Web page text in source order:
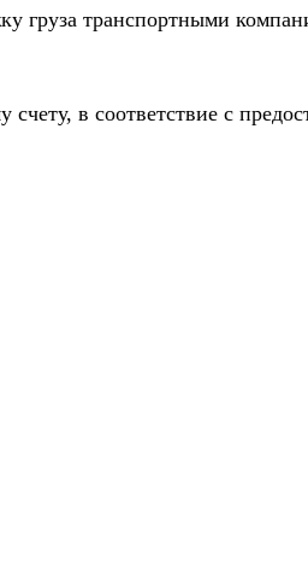
груза транспортными
в соответствие с